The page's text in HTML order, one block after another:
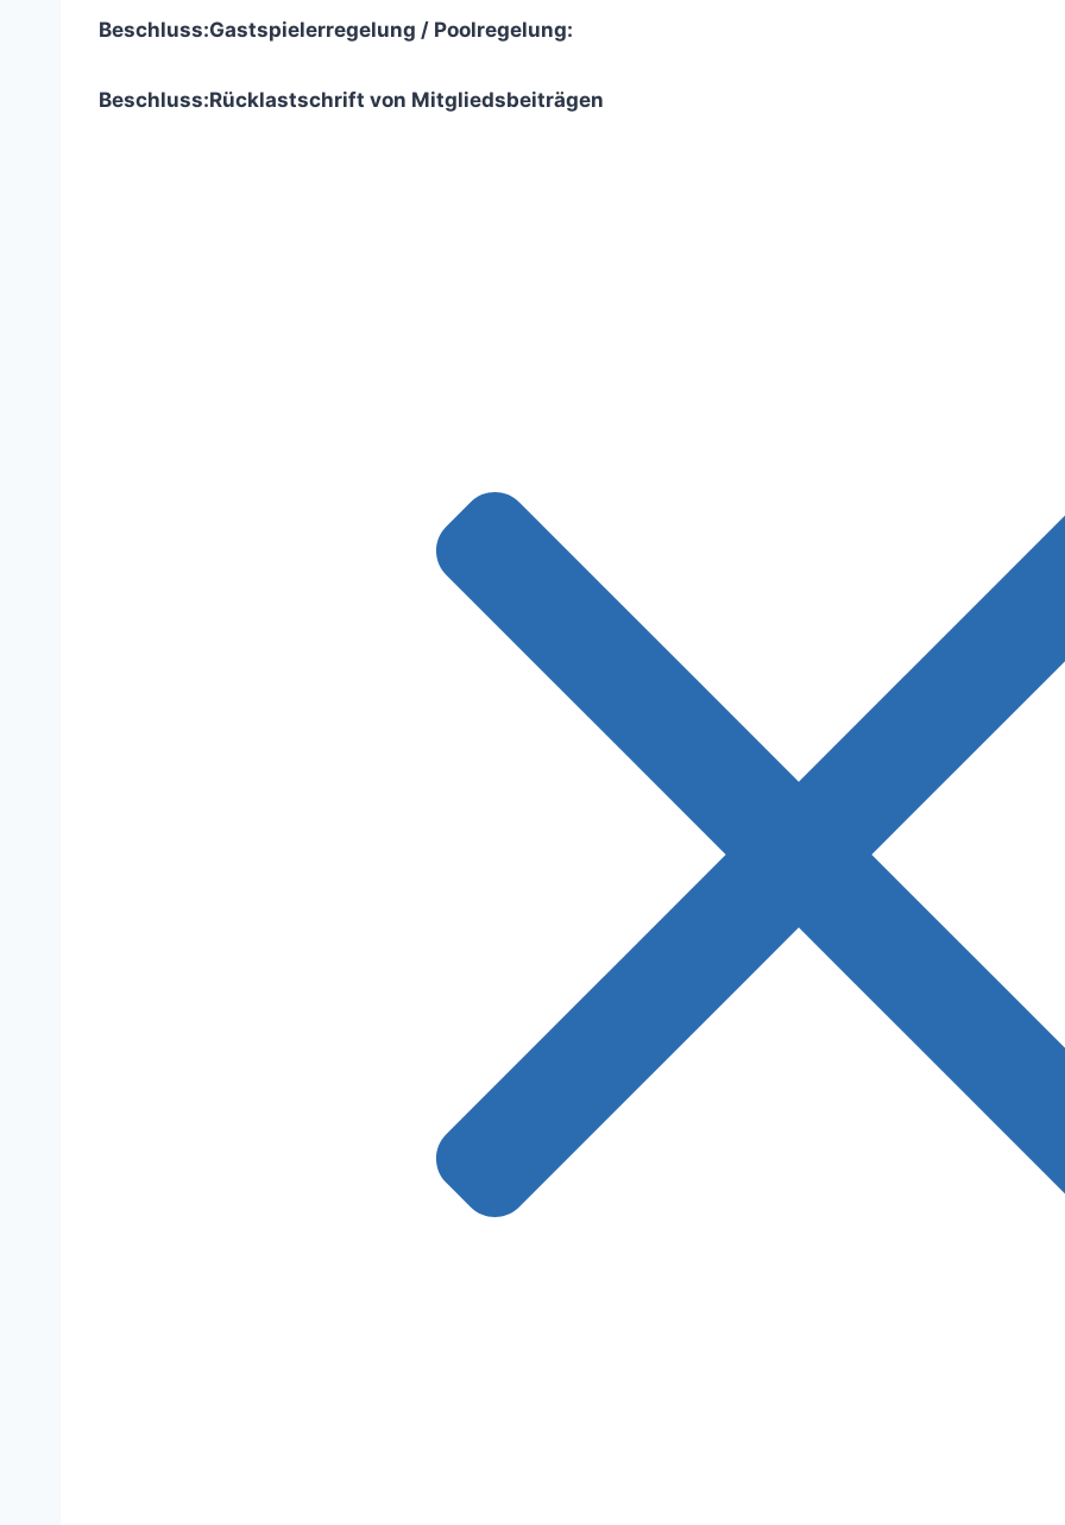
Beschluss:Gastspielerregelung / Poolregelung:
Beschluss:Rücklastschrift von Mitgliedsbeiträgen